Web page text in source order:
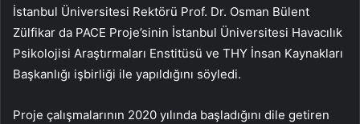
İstanbul Üniversitesi Rektörü Prof. Dr. Osman Bülent
Zülfikar da PACE Proje’sinin İstanbul Üniversitesi Havacılık
Psikolojisi Araştırmaları Enstitüsü ve THY İnsan Kaynakları
Başkanlığı işbirliği ile yapıldığını söyledi.
Proje çalışmalarının 2020 yılında başladığını dile getiren